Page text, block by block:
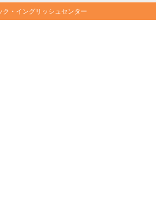
ク・イングリッシュセンター